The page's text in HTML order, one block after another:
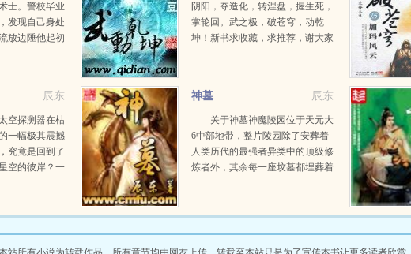
士。警校毕业
发现自己身处
放边陲他起初
阴阳，夺造化，转涅盘，握生死，
掌轮回。武之极，破苍穹，动乾
坤！新书求收藏，求推荐，谢大家
辰东
空探测器在枯
一幅极其震撼
究竟是回到了
空的彼岸？一
渊无止境登天
辰东
神墓
关于神墓神魔陵园位于天元大
6中部地带，整片陵园除了安葬着
人类历代的最强者异类中的顶级修
炼者外，其余每一座坟墓都埋葬着
死去万载岁月之后，从远古神墓中